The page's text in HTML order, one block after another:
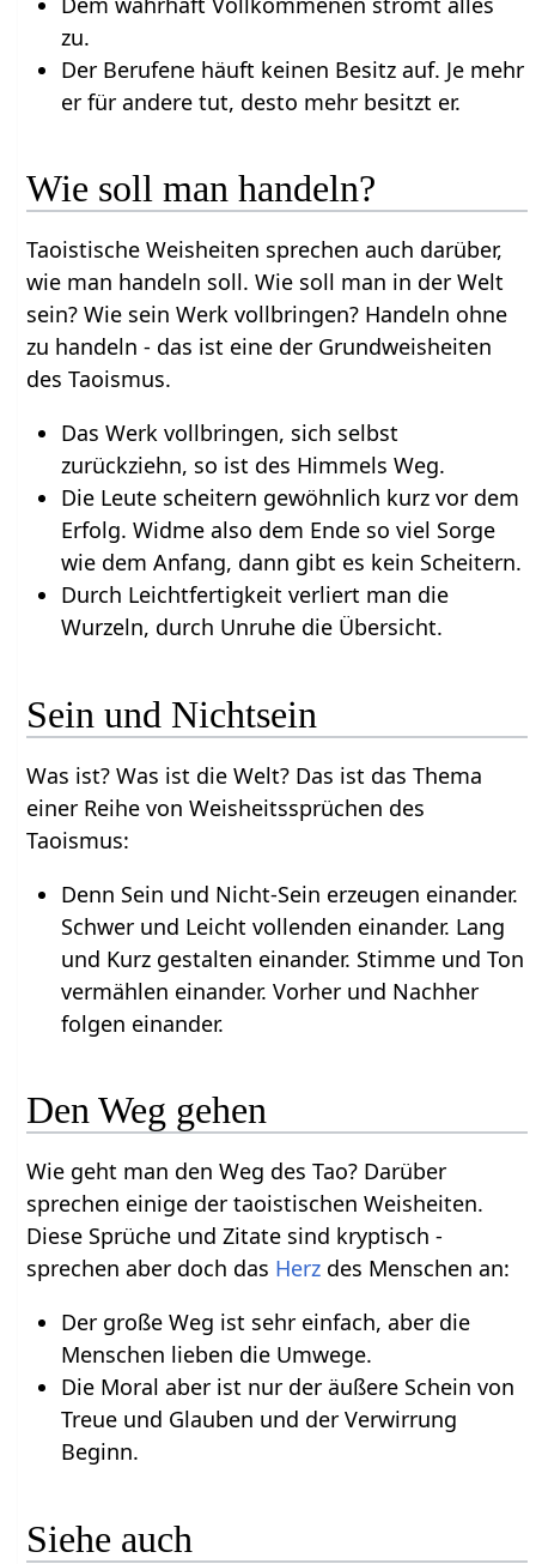
zu.
Der Berufene häuft keinen Besitz auf. Je mehr
er für andere tut, desto mehr besitzt er.
Wie soll man handeln?
Taoistische Weisheiten sprechen auch darüber,
wie man handeln soll. Wie soll man in der Welt
sein? Wie sein Werk vollbringen? Handeln ohne
zu handeln - das ist eine der Grundweisheiten
des Taoismus.
Das Werk vollbringen, sich selbst
zurückziehn, so ist des Himmels Weg.
Die Leute scheitern gewöhnlich kurz vor dem
Erfolg. Widme also dem Ende so viel Sorge
wie dem Anfang, dann gibt es kein Scheitern.
Durch Leichtfertigkeit verliert man die
Wurzeln, durch Unruhe die Übersicht.
Sein und Nichtsein
Was ist? Was ist die Welt? Das ist das Thema
einer Reihe von Weisheitssprüchen des
Taoismus:
Denn Sein und Nicht-Sein erzeugen einander.
Schwer und Leicht vollenden einander. Lang
und Kurz gestalten einander. Stimme und Ton
vermählen einander. Vorher und Nachher
folgen einander.
Den Weg gehen
Wie geht man den Weg des Tao? Darüber
sprechen einige der taoistischen Weisheiten.
Diese Sprüche und Zitate sind kryptisch -
sprechen aber doch das Herz des Menschen an:
Der große Weg ist sehr einfach, aber die
Menschen lieben die Umwege.
Die Moral aber ist nur der äußere Schein von
Treue und Glauben und der Verwirrung
Beginn.
Siehe auch